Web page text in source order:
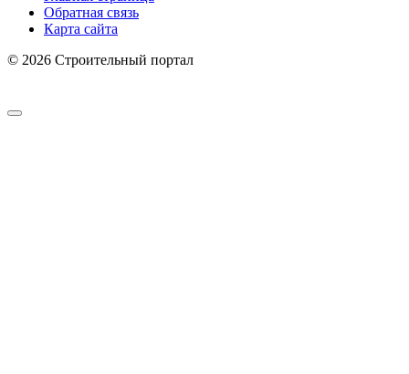
Обратная связь
Карта сайта
© 2026 Строительный портал